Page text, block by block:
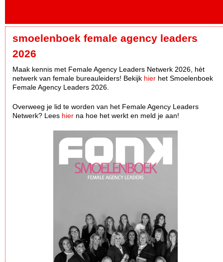
smoelenboek female agency leaders
2026
Maak kennis met Female Agency Leaders Netwerk 2026, hèt
netwerk van female bureauleiders! Bekijk hier het Smoelenboek
Female Agency Leaders 2026.
Overweeg je lid te worden van het Female Agency Leaders
Netwerk? Lees hier na hoe het werkt en meld je aan!